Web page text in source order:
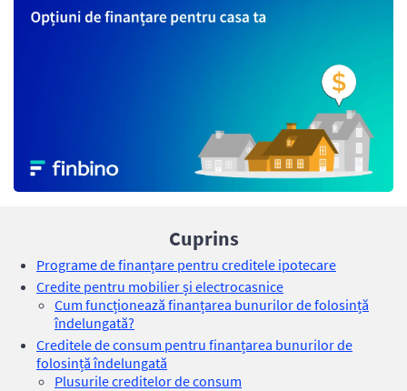
Cuprins
Programe de finanțare pentru creditele ipotecare
Credite pentru mobilier și electrocasnice
Cum funcționează finanțarea bunurilor de folosință
îndelungată?
Creditele de consum pentru finanțarea bunurilor de
folosință îndelungată
Plusurile creditelor de consum